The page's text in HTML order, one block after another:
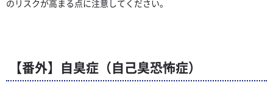
のリスクが高まる点に注意してください。
【番外】自臭症（自己臭恐怖症）